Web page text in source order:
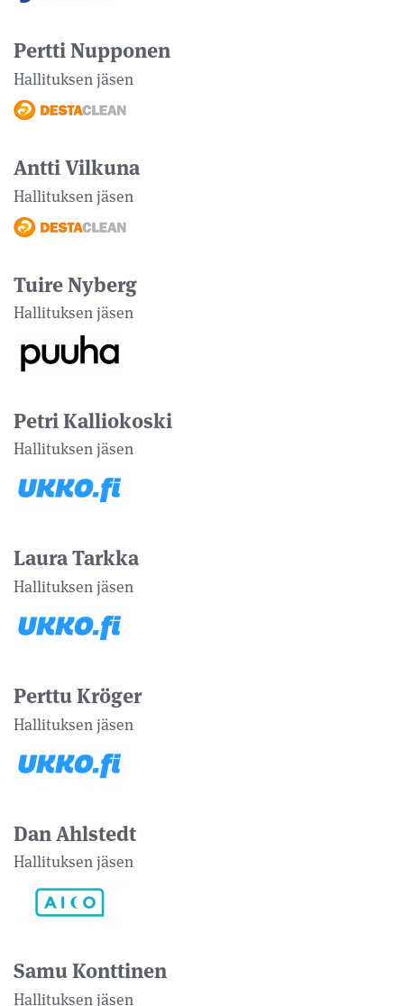
Pertti Nupponen
Hallituksen jäsen
Antti Vilkuna
Hallituksen jäsen
Tuire Nyberg
Hallituksen jäsen
Petri Kalliokoski
Hallituksen jäsen
Laura Tarkka
Hallituksen jäsen
Perttu Kröger
Hallituksen jäsen
Dan Ahlstedt
Hallituksen jäsen
Samu Konttinen
Hallituksen jäsen